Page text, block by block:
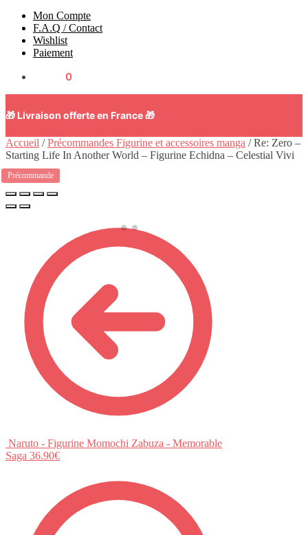
Mon Compte
F.A.Q / Contact
Wishlist
Paiement
0
🎁 Livraison offerte en France 🎁
Accueil /Précommandes Figurine et accessoires manga /Re: Zero –
Starting Life In Another World – Figurine Echidna – Celestial Vivi
Précommande
Naruto - Figurine Momochi Zabuza - Memorable
Saga 36.90€